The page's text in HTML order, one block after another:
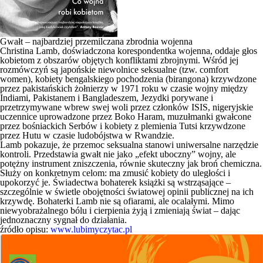
Gwałt – najbardziej przemilczana zbrodnia wojenna
Christina Lamb, doświadczona korespondentka wojenna, oddaje głos
kobietom z obszarów objętych konfliktami zbrojnymi. Wśród jej
rozmówczyń są japońskie niewolnice seksualne (tzw. comfort
women), kobiety bengalskiego pochodzenia (birangona) krzywdzone
przez pakistańskich żołnierzy w 1971 roku w czasie wojny między
Indiami, Pakistanem i Bangladeszem, Jezydki porywane i
przetrzymywane wbrew swej woli przez członków ISIS, nigeryjskie
uczennice uprowadzone przez Boko Haram, muzułmanki gwałcone
przez bośniackich Serbów i kobiety z plemienia Tutsi krzywdzone
przez Hutu w czasie ludobójstwa w Rwandzie.
Lamb pokazuje, że przemoc seksualna stanowi uniwersalne narzędzie
kontroli. Przedstawia gwałt nie jako „efekt uboczny” wojny, ale
potężny instrument zniszczenia, równie skuteczny jak broń chemiczna.
Służy on konkretnym celom: ma zmusić kobiety do uległości i
upokorzyć je. Świadectwa bohaterek książki są wstrząsające –
szczególnie w świetle obojętności światowej opinii publicznej na ich
krzywdę. Bohaterki Lamb nie są ofiarami, ale ocalałymi. Mimo
niewyobrażalnego bólu i cierpienia żyją i zmieniają świat – dając
jednoznaczny sygnał do działania.
źródło opisu: www.lubimyczytac.pl